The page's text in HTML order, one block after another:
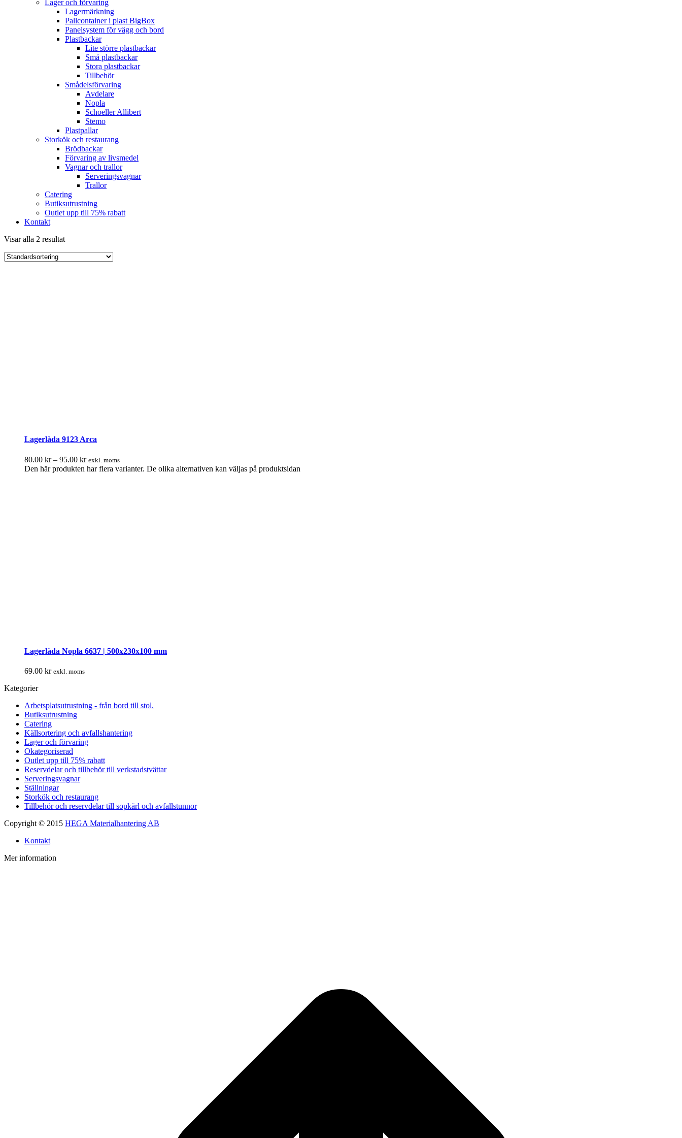
Lager och förvaring
Lagermärkning
Pallcontainer i plast BigBox
Panelsystem för vägg och bord
Plastbackar
Lite större plastbackar
Små plastbackar
Stora plastbackar
Tillbehör
Smådelsförvaring
Avdelare
Nopla
Schoeller Allibert
Stemo
Plastpallar
Storkök och restaurang
Brödbackar
Förvaring av livsmedel
Vagnar och trallor
Serveringsvagnar
Trallor
Catering
Butiksutrustning
Outlet upp till 75% rabatt
Kontakt
Visar alla 2 resultat
Lagerlåda 9123 Arca
80.00 kr– 95.00 kr exkl. moms
Den här produkten har flera varianter. De olika alternativen kan väljas på produktsidan
Lagerlåda Nopla 6637 | 500x230x100 mm
69.00 kr exkl. moms
Kategorier
Arbetsplatsutrustning - från bord till stol.
Butiksutrustning
Catering
Källsortering och avfallshantering
Lager och förvaring
Okategoriserad
Outlet upp till 75% rabatt
Reservdelar och tillbehör till verkstadstvättar
Serveringsvagnar
Ställningar
Storkök och restaurang
Tillbehör och reservdelar till sopkärl och avfallstunnor
Copyright © 2015 HEGA Materialhantering AB
Kontakt
Mer information